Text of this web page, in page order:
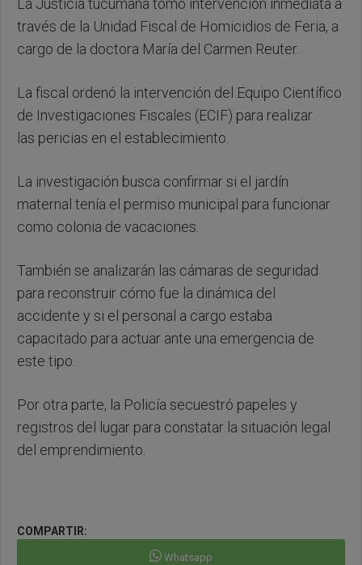
La Justicia tucumana tomó intervención inmediata a
través de la Unidad Fiscal de Homicidios de Feria, a
cargo de la doctora María del Carmen Reuter.
La fiscal ordenó la intervención del Equipo Científico
de Investigaciones Fiscales (ECIF) para realizar
las pericias en el establecimiento.
La investigación busca confirmar si el jardín
maternal tenía el permiso municipal para funcionar
como colonia de vacaciones.
También se analizarán las cámaras de seguridad
para reconstruir cómo fue la dinámica del
accidente y si el personal a cargo estaba
capacitado para actuar ante una emergencia de
este tipo.
Por otra parte, la Policía secuestró papeles y
registros del lugar para constatar la situación legal
del emprendimiento.
COMPARTIR:
Whatsapp